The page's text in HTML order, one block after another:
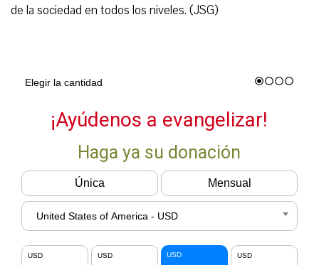
de la sociedad en todos los niveles. (JSG)